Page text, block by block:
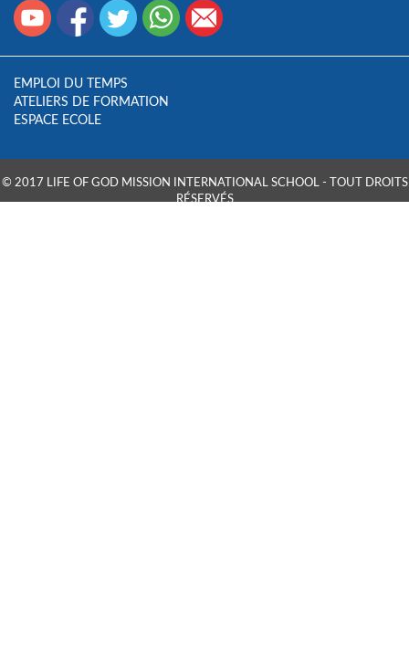
EMPLOI DU TEMPS
ATELIERS DE FORMATION
ESPACE ECOLE
© 2017 LIFE OF GOD MISSION INTERNATIONAL SCHOOL - TOUT DROITS
RÉSERVÉS